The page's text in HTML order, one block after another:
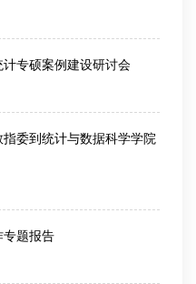
专硕案例建设研讨会
委到统计与数据科学学院
专题报告